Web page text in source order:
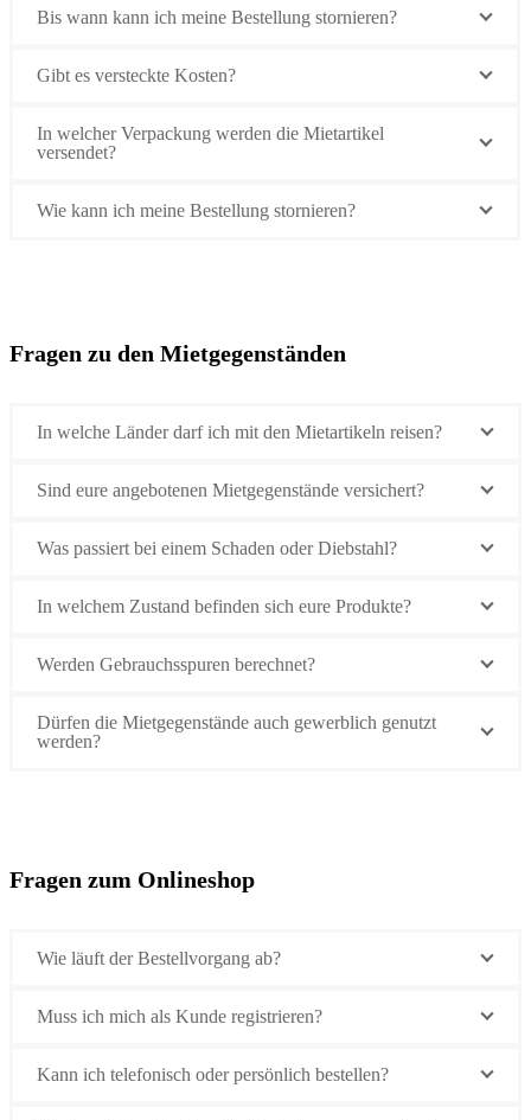
Bis wann kann ich meine Bestellung stornieren?
Gibt es versteckte Kosten?
In welcher Verpackung werden die Mietartikel
versendet?
Wie kann ich meine Bestellung stornieren?
Fragen zu den Mietgegenständen
In welche Länder darf ich mit den Mietartikeln reisen?
Sind eure angebotenen Mietgegenstände versichert?
Was passiert bei einem Schaden oder Diebstahl?
In welchem Zustand befinden sich eure Produkte?
Werden Gebrauchsspuren berechnet?
Dürfen die Mietgegenstände auch gewerblich genutzt
werden?
Fragen zum Onlineshop
Wie läuft der Bestellvorgang ab?
Muss ich mich als Kunde registrieren?
Kann ich telefonisch oder persönlich bestellen?